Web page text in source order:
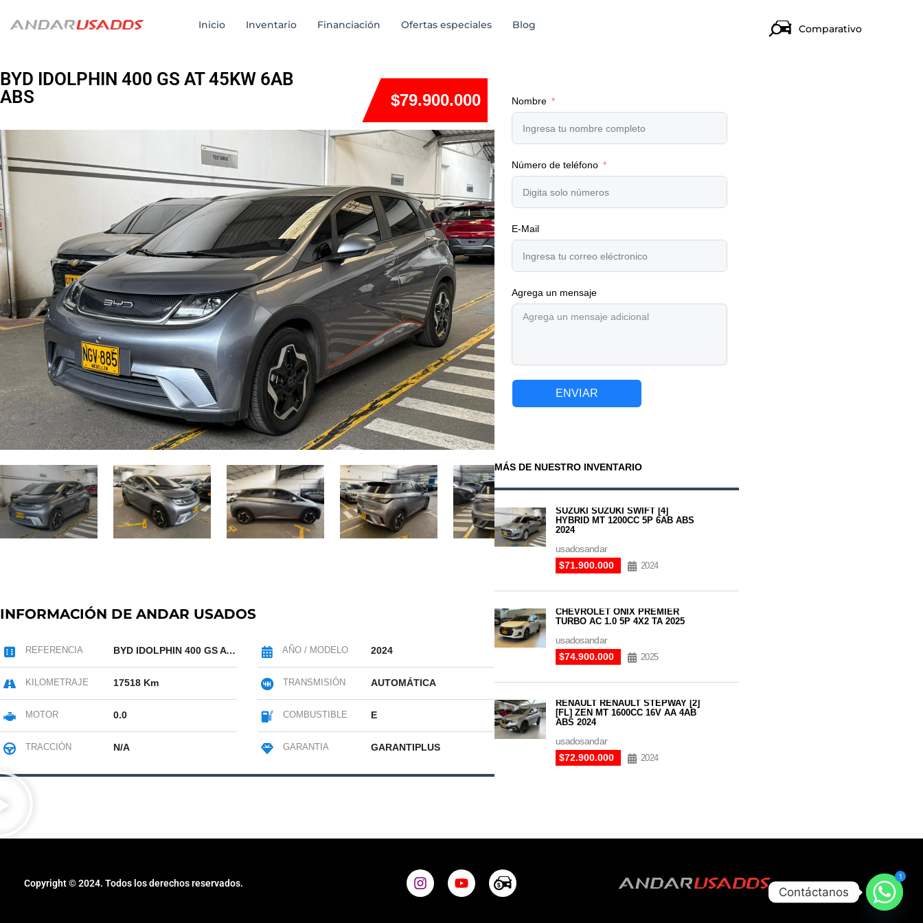
Inicio Inventario Financiación Ofertas especiales Blog Comparativo
BYD IDOLPHIN 400 GS AT 45KW 6AB
ABS
$79.900.000
INFORMACIÓN DE ANDAR USADOS
REFERENCIA BYD IDOLPHIN 400 GS AT 45KW 6AB ABS AÑO / MODELO 2024
KILOMETRAJE 17518 Km TRANSMISIÓN AUTOMÁTICA
MOTOR 0.0 COMBUSTIBLE E
TRACCIÓN N/A GARANTIA GARANTIPLUS
Nombre
Número de teléfono
E-Mail
Agrega un mensaje
ENVIAR
MÁS DE NUESTRO INVENTARIO
SUZUKI SUZUKI SWIFT [4]
HYBRID MT 1200CC 5P 6AB ABS
2024
usadosandar
$71.900.000
2024
CHEVROLET ONIX PREMIER
TURBO AC 1.0 5P 4X2 TA 2025
usadosandar
$74.900.000
2025
RENAULT RENAULT STEPWAY [2]
[FL] ZEN MT 1600CC 16V AA 4AB
ABS 2024
usadosandar
$72.900.000
2024
Copyright © 2024. Todos los derechos reservados.
1
Contáctanos
1